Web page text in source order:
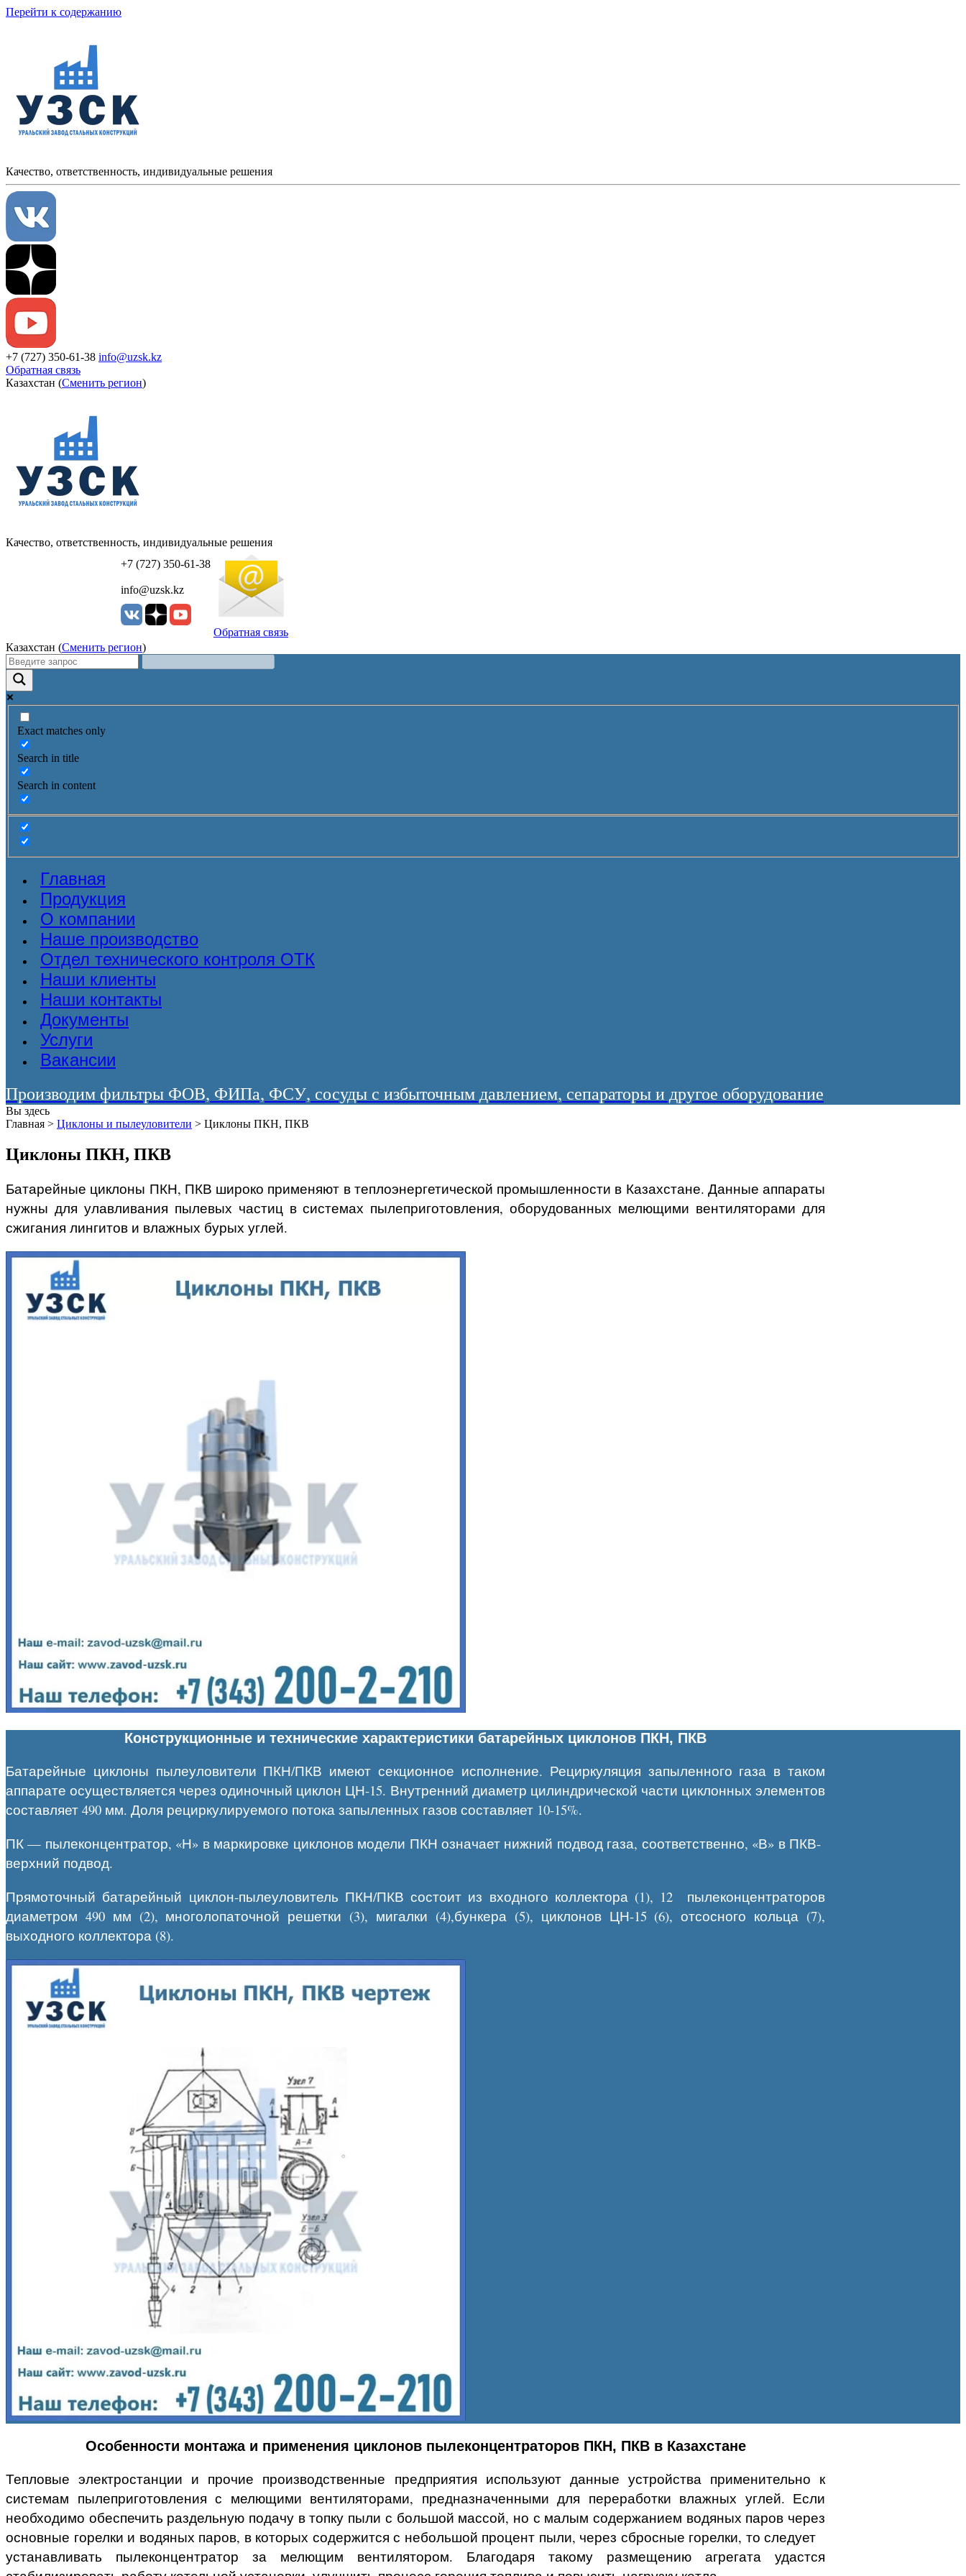
Перейти к содержанию
Качество, ответственность, индивидуальные решения
+7 (727) 350-61-38 info@uzsk.kz
Обратная связь
Казахстан (Сменить регион)
УЗСК Казахстан
Качество, ответственность, индивидуальные решения
+7 (727) 350-61-38
info@uzsk.kz
Обратная связь
Казахстан (Сменить регион)
Exact matches only
Search in title
Search in content
Главная
Продукция
О компании
Наше производство
Отдел технического контроля ОТК
Наши клиенты
Наши контакты
Документы
Услуги
Вакансии
Производим фильтры ФОВ, ФИПа, ФСУ, сосуды с избыточным давлением, сепараторы и другое оборудование
Вы здесь
Главная > Циклоны и пылеуловители > Циклоны ПКН, ПКВ
Циклоны ПКН, ПКВ
Батарейные циклоны ПКН, ПКВ широко применяют в теплоэнергетической промышленности в Казахстане. Данные аппараты
нужны для улавливания пылевых частиц в системах пылеприготовления, оборудованных мелющими вентиляторами для
сжигания лингитов и влажных бурых углей.
Конструкционные и технические характеристики батарейных циклонов ПКН, ПКВ
Батарейные циклоны пылеуловители ПКН/ПКВ имеют секционное исполнение. Рециркуляция запыленного газа в таком
аппарате осуществляется через одиночный циклон ЦН-15. Внутренний диаметр цилиндрической части циклонных элементов
составляет 490 мм. Доля рециркулируемого потока запыленных газов составляет 10-15%.
ПК — пылеконцентратор, «Н» в маркировке циклонов модели ПКН означает нижний подвод газа, соответственно, «В» в ПКВ-
верхний подвод.
Прямоточный батарейный циклон-пылеуловитель ПКН/ПКВ состоит из входного коллектора (1), 12 пылеконцентраторов
диаметром 490 мм (2), многолопаточной решетки (3), мигалки (4),бункера (5), циклонов ЦН-15 (6), отсосного кольца (7),
выходного коллектора (8).
Особенности монтажа и применения циклонов пылеконцентраторов ПКН, ПКВ в Казахстане
Тепловые электростанции и прочие производственные предприятия используют данные устройства применительно к
системам пылеприготовления с мелющими вентиляторами, предназначенными для переработки влажных углей. Если
необходимо обеспечить раздельную подачу в топку пыли с большой массой, но с малым содержанием водяных паров через
основные горелки и водяных паров, в которых содержится с небольшой процент пыли, через сбросные горелки, то следует
устанавливать пылеконцентратор за мелющим вентилятором. Благодаря такому размещению агрегата удастся